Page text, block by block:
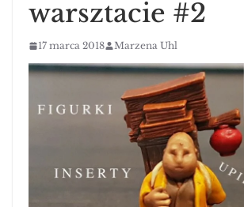
warsztacie #2
17 marca 2018 Marzena Uhl